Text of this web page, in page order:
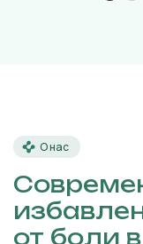
О нас
от боли